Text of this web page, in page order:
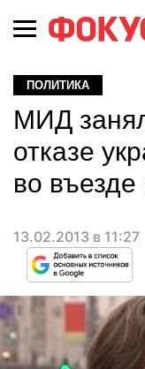
ПОЛИТИКА
МИД
отказе
во
13.02.2013 в 11:27